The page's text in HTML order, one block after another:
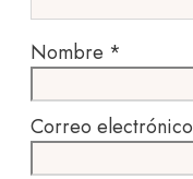
Nombre *
Correo electrónico